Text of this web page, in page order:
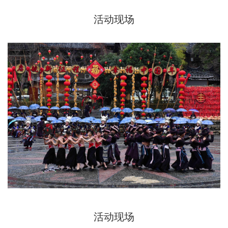
活动现场
活动现场